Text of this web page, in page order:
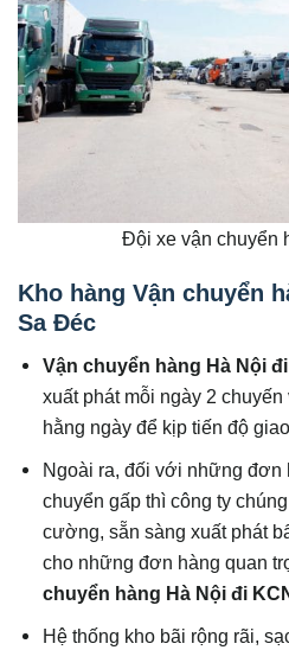
Đội xe vận chuyển
Kho hàng Vận chuyển
Sa Đéc
Vận chuyển hàng Hà Nội
xuất phát mỗi ngày 2
hằng ngày để kịp tiến độ
Ngoài ra, đối với những đơn
chuyển gấp thì công ty
cường, sẵn sàng xuất phát
cho những đơn hàng quan
chuyển hàng Hà Nội đi
Hệ thống kho bãi rộng rãi,